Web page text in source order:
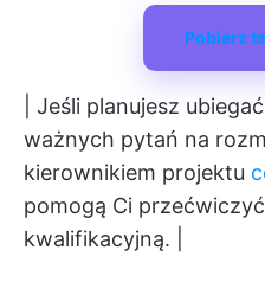
Pobierz
| Jeśli planujesz
ważnych pytań na
kierownikiem projektu
pomogą Ci
kwalifikacyjną. |